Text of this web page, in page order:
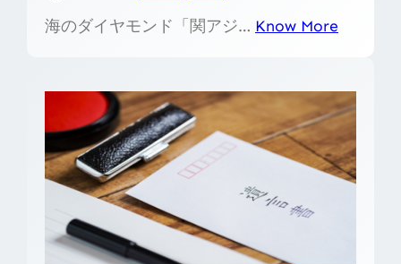
海のダイヤモンド「関アジ… Know More